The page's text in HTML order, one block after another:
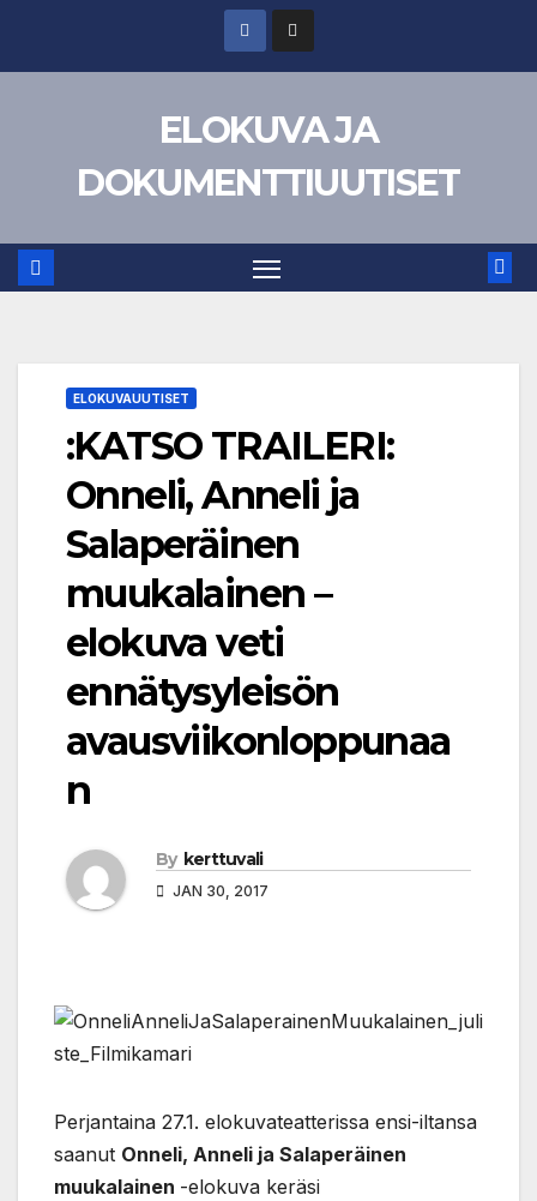
ELOKUVA JA
DOKUMENTTIUUTISET
ELOKUVAUUTISET
:KATSO TRAILERI:
Onneli, Anneli ja
Salaperäinen
muukalainen –
elokuva veti
ennätysyleisön
avausviikonloppunaa
n
By kerttuvali
JAN 30, 2017
Perjantaina 27.1. elokuvateatterissa ensi-iltansa
saanut Onneli, Anneli ja Salaperäinen
muukalainen -elokuva keräsi